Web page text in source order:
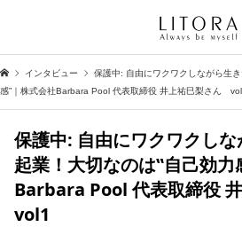
インタビュー
保護中: 自由にワクワクしながら生
感”｜株式会社Barbara Pool 代表取締役 井上祐巳梨さん
保護中: 自由にワクワクし
起業！大切なのは‟自己効力
Barbara Pool 代表取締役
vol1